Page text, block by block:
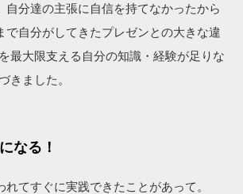
自分達の主張に自信を持てなかったから
で自分がしてきたプレゼンとの大きな違
最大限支える自分の知識・経験が足りな
きました。
なる！
れてすぐに実践できたことがあって。